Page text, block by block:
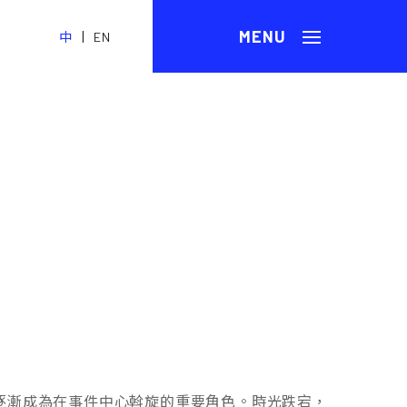
中 | EN
成為在事件中心斡旋的重要角色。時光跌宕，